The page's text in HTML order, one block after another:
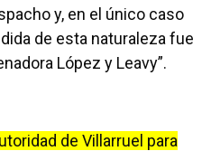
y, en el único caso
de esta naturaleza fue
López y Leavy”.
de Villarruel para